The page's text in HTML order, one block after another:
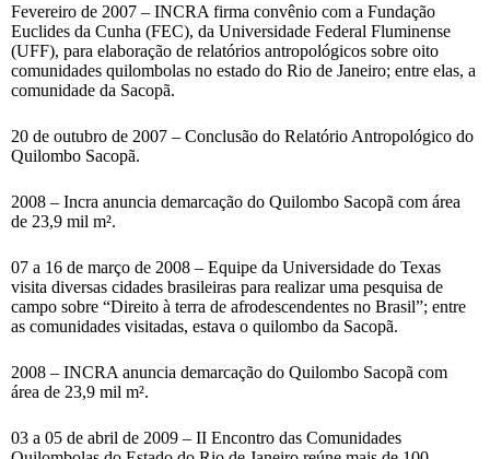
Fevereiro de 2007 – INCRA firma convênio com a Fundação
Euclides da Cunha (FEC), da Universidade Federal Fluminense
(UFF), para elaboração de relatórios antropológicos sobre oito
comunidades quilombolas no estado do Rio de Janeiro; entre elas, a
comunidade da Sacopã.
20 de outubro de 2007 – Conclusão do Relatório Antropológico do
Quilombo Sacopã.
2008 – Incra anuncia demarcação do Quilombo Sacopã com área
de 23,9 mil m².
07 a 16 de março de 2008 – Equipe da Universidade do Texas
visita diversas cidades brasileiras para realizar uma pesquisa de
campo sobre “Direito à terra de afrodescendentes no Brasil”; entre
as comunidades visitadas, estava o quilombo da Sacopã.
2008 – INCRA anuncia demarcação do Quilombo Sacopã com
área de 23,9 mil m².
03 a 05 de abril de 2009 – II Encontro das Comunidades